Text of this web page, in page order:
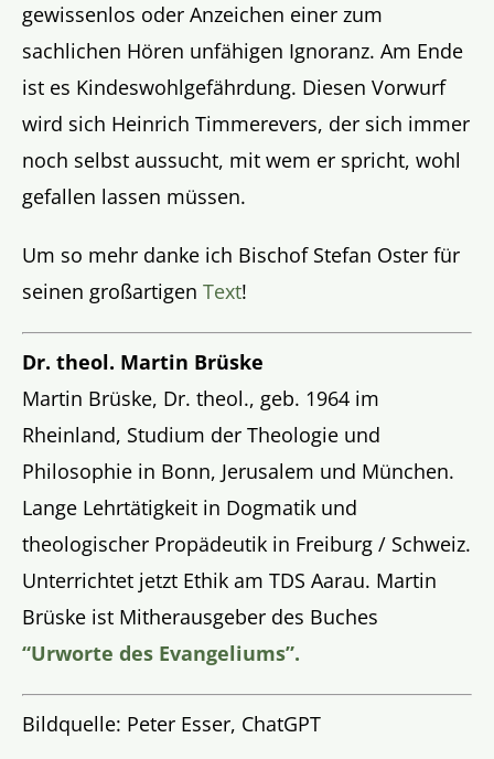
gewissenlos oder Anzeichen einer zum
sachlichen Hören unfähigen Ignoranz. Am Ende
ist es Kindeswohlgefährdung. Diesen Vorwurf
wird sich Heinrich Timmerevers, der sich immer
noch selbst aussucht, mit wem er spricht, wohl
gefallen lassen müssen.
Um so mehr danke ich Bischof Stefan Oster für
seinen großartigen Text!
Dr. theol. Martin Brüske
Martin Brüske, Dr. theol., geb. 1964 im
Rheinland, Studium der Theologie und
Philosophie in Bonn, Jerusalem und München.
Lange Lehrtätigkeit in Dogmatik und
theologischer Propädeutik in Freiburg / Schweiz.
Unterrichtet jetzt Ethik am TDS Aarau. Martin
Brüske ist Mitherausgeber des Buches
“Urworte des Evangeliums”.
Bildquelle: Peter Esser, ChatGPT